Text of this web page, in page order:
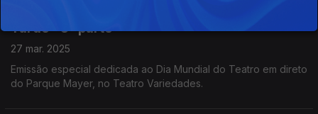
Tarde - 3ª parte
27 mar. 2025
Emissão especial dedicada ao Dia Mundial do Teatro em direto
do Parque Mayer, no Teatro Variedades.